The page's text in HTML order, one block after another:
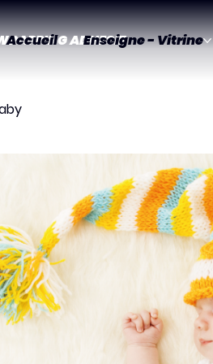
ADHESIF
Accueil Enseigne - Vitrine